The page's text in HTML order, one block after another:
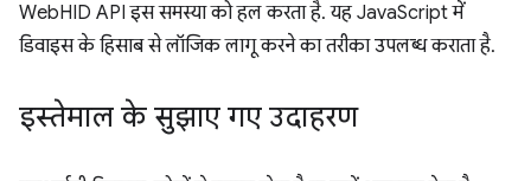
WebHID API इस समस्या को हल करता है. यह JavaScript में
डिवाइस के हिसाब से लॉजिक लागू करने का तरीका उपलब्ध कराता है.
इस्तेमाल के सुझाए गए उदाहरण